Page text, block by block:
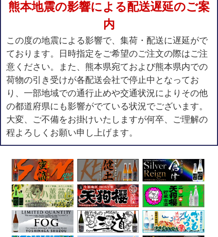
熊本地震の影響による配送遅延のご案
内
この度の地震による影響で、集荷・配送に遅延がで
ております。日時指定をご希望のご注文の際はご注
意ください。また、熊本県宛ておよび熊本県内での
荷物の引き受けが各配送会社で停止中となってお
り、一部地域での通行止めや交通状況によりその他
の都道府県にも影響がでている状況でございます。
大変、ご不備をお掛けいたしますが何卒、ご理解の
程よろしくお願い申し上げます。